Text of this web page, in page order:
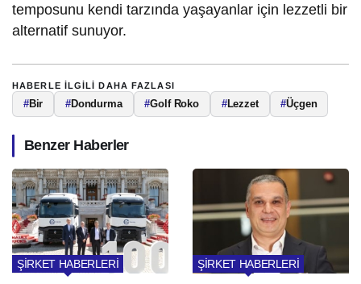
temposunu kendi tarzında yaşayanlar için lezzetli bir
alternatif sunuyor.
HABERLE ILGILI DAHA FAZLASI
#Bir #Dondurma #Golf Roko #Lezzet #Üçgen
Benzer Haberler
ŞİRKET HABERLERİ ŞİRKET HABERLERİ